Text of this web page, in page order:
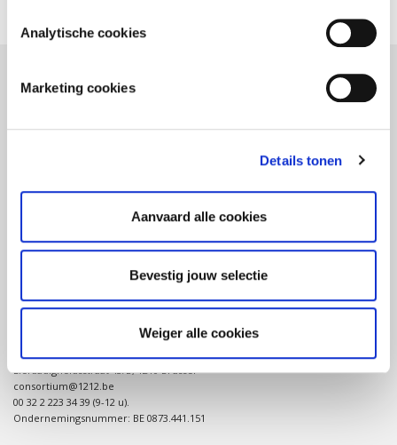
er meer over in onze
Analytische cookies
Marketing cookies
Details tonen
Aanvaard alle cookies
Bevestig jouw selectie
Weiger alle cookies
Consortium 12-12 verenigt 5 humanitaire organisaties die hun
fondsenwerving in België coördineren tijdens ernstige crises of
Consortium 12-12 (of Belgisch Consortium voor Noodhulpsituaties)
Liefdadigheidsstraat 43/B, 1210 Brussel
consortium@1212.be
00 32 2 223 34 39 (9-12 u).
Ondernemingsnummer: BE 0873.441.151